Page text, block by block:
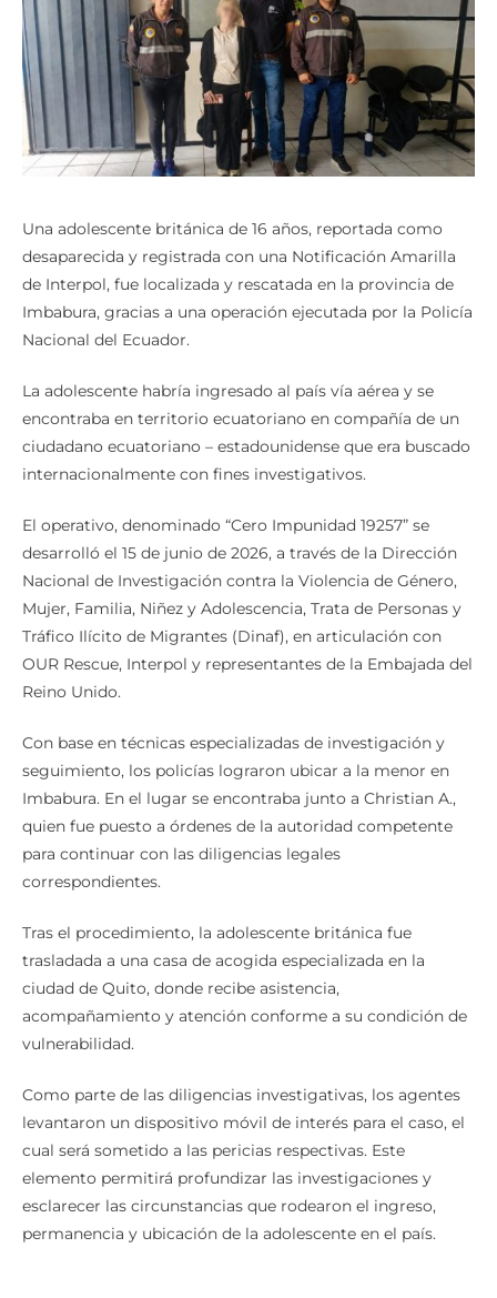
Una adolescente británica de 16 años, reportada como
desaparecida y registrada con una Notificación Amarilla
de Interpol, fue localizada y rescatada en la provincia de
Imbabura, gracias a una operación ejecutada por la Policía
Nacional del Ecuador.
La adolescente habría ingresado al país vía aérea y se
encontraba en territorio ecuatoriano en compañía de un
ciudadano ecuatoriano – estadounidense que era buscado
internacionalmente con fines investigativos.
El operativo, denominado “Cero Impunidad 19257” se
desarrolló el 15 de junio de 2026, a través de la Dirección
Nacional de Investigación contra la Violencia de Género,
Mujer, Familia, Niñez y Adolescencia, Trata de Personas y
Tráfico Ilícito de Migrantes (Dinaf), en articulación con
OUR Rescue, Interpol y representantes de la Embajada del
Reino Unido.
Con base en técnicas especializadas de investigación y
seguimiento, los policías lograron ubicar a la menor en
Imbabura. En el lugar se encontraba junto a Christian A.,
quien fue puesto a órdenes de la autoridad competente
para continuar con las diligencias legales
correspondientes.
Tras el procedimiento, la adolescente británica fue
trasladada a una casa de acogida especializada en la
ciudad de Quito, donde recibe asistencia,
acompañamiento y atención conforme a su condición de
vulnerabilidad.
Como parte de las diligencias investigativas, los agentes
levantaron un dispositivo móvil de interés para el caso, el
cual será sometido a las pericias respectivas. Este
elemento permitirá profundizar las investigaciones y
esclarecer las circunstancias que rodearon el ingreso,
permanencia y ubicación de la adolescente en el país.